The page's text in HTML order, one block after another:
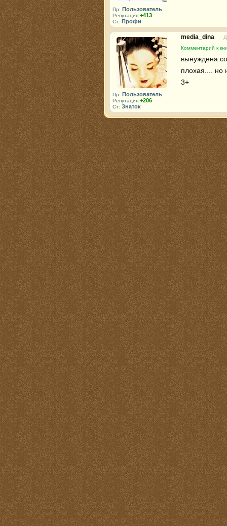
Пр: Пользователь
Репутация:+413
Ст: Профи
Пр: Пользователь
Репутация:+206
Ст: Знаток
media_dina
Комментарий к
вынуждена
плохая.... но
3+